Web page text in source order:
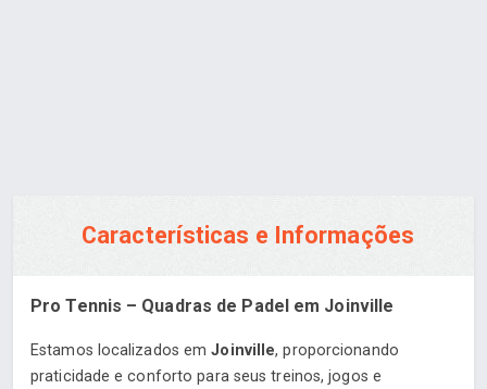
Características e Informações
Pro Tennis – Quadras de Padel em Joinville
Estamos localizados emJoinville, proporcionando
praticidade e conforto para seus treinos, jogos e